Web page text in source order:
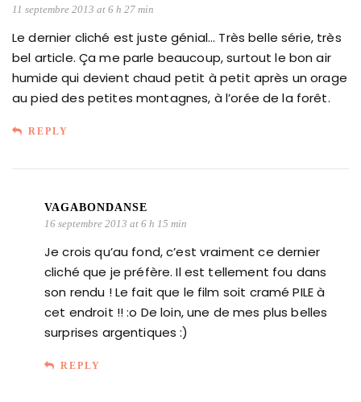
11 septembre 2013 at 6 h 27 min
Le dernier cliché est juste génial… Très belle série, très
bel article. Ça me parle beaucoup, surtout le bon air
humide qui devient chaud petit à petit après un orage
au pied des petites montagnes, à l’orée de la forêt.
REPLY
VAGABONDANSE
16 septembre 2013 at 6 h 15 min
Je crois qu’au fond, c’est vraiment ce dernier
cliché que je préfère. Il est tellement fou dans
son rendu ! Le fait que le film soit cramé PILE à
cet endroit !! :o De loin, une de mes plus belles
surprises argentiques :)
REPLY